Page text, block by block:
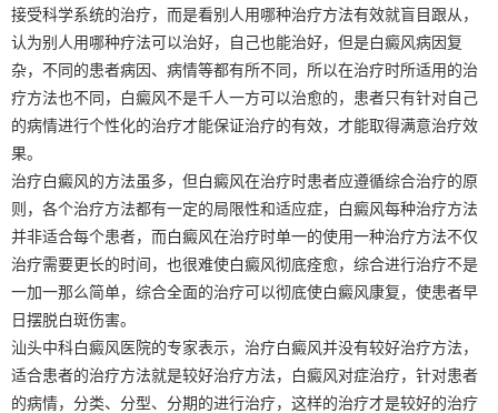
接受科学系统的治疗，而是看别人用哪种治疗方法有效就盲目跟从，
认为别人用哪种疗法可以治好，自己也能治好，但是白癜风病因复
杂，不同的患者病因、病情等都有所不同，所以在治疗时所适用的治
疗方法也不同，白癜风不是千人一方可以治愈的，患者只有针对自己
的病情进行个性化的治疗才能保证治疗的有效，才能取得满意治疗效
果。
治疗白癜风的方法虽多，但白癜风在治疗时患者应遵循综合治疗的原
则，各个治疗方法都有一定的局限性和适应症，白癜风每种治疗方法
并非适合每个患者，而白癜风在治疗时单一的使用一种治疗方法不仅
治疗需要更长的时间，也很难使白癜风彻底痊愈，综合进行治疗不是
一加一那么简单，综合全面的治疗可以彻底使白癜风康复，使患者早
日摆脱白斑伤害。
汕头中科白癜风医院的专家表示，治疗白癜风并没有较好治疗方法，
适合患者的治疗方法就是较好治疗方法，白癜风对症治疗，针对患者
的病情，分类、分型、分期的进行治疗，这样的治疗才是较好的治疗